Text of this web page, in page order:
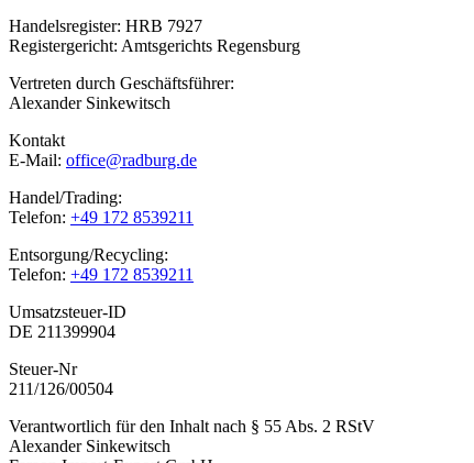
Handelsregister: HRB 7927
Registergericht: Amtsgerichts Regensburg
Vertreten durch Geschäftsführer:
Alexander Sinkewitsch
Kontakt
E-Mail: office@radburg.de
Handel/Trading:
Telefon: +49 172 8539211
Entsorgung/Recycling:
Telefon: +49 172 8539211
Umsatzsteuer-ID
DE 211399904
Steuer-Nr
211/126/00504
Verantwortlich für den Inhalt nach § 55 Abs. 2 RStV
Alexander Sinkewitsch